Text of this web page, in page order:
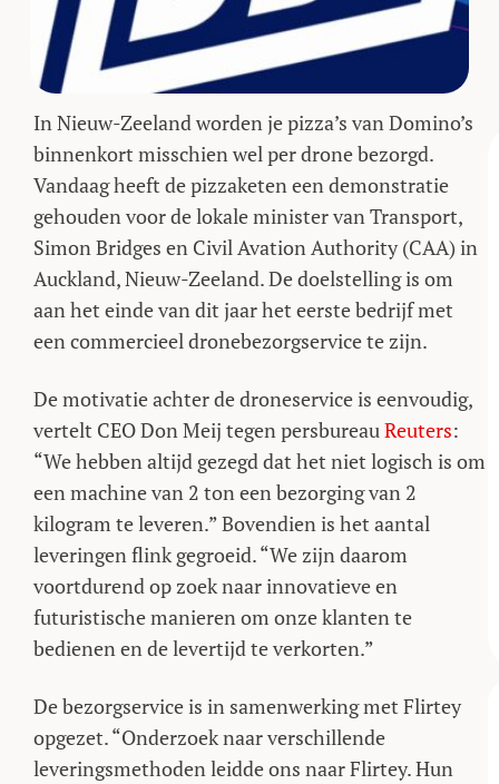
In Nieuw-Zeeland worden je pizza’s van Domino’s
binnenkort misschien wel per drone bezorgd.
Vandaag heeft de pizzaketen een demonstratie
gehouden voor de lokale minister van Transport,
Simon Bridges en Civil Avation Authority (CAA) in
Auckland, Nieuw-Zeeland. De doelstelling is om
aan het einde van dit jaar het eerste bedrijf met
een commercieel dronebezorgservice te zijn.
De motivatie achter de droneservice is eenvoudig,
vertelt CEO Don Meij tegen persbureauReuters:
“We hebben altijd gezegd dat het niet logisch is om
een machine van 2 ton een bezorging van 2
kilogram te leveren.” Bovendien is het aantal
leveringen flink gegroeid. “We zijn daarom
voortdurend op zoek naar innovatieve en
futuristische manieren om onze klanten te
bedienen en de levertijd te verkorten.”
De bezorgservice is in samenwerking met Flirtey
opgezet. “Onderzoek naar verschillende
leveringsmethoden leidde ons naar Flirtey. Hun